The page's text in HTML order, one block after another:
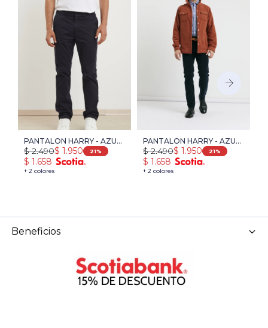
PANTALON HARRY - AZUL
OSCURO
+ 2 colores
$ 1.950
$ 2.490 21
$ 1.658
PANTALON HARRY - AZUL
OSCURO
+ 2 colores
$ 1.950
$ 2.490 21
$ 1.658
Beneficios